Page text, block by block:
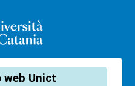
Unict